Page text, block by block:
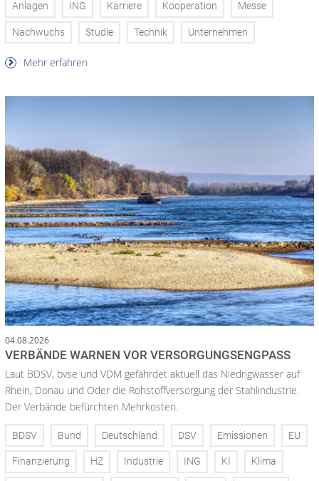
Anlagen ING Karriere Kooperation Messe
Nachwuchs Studie Technik Unternehmen
Mehr erfahren
04.08.2026
VERBÄNDE WARNEN VOR VERSORGUNGSENGPASS
Laut BDSV, bvse und VDM gefährdet aktuell das Niedrigwasser auf
Rhein, Donau und Oder die Rohstoffversorgung der Stahlindustrie.
Der Verbände befürchten Mehrkosten.
BDSV Bund Deutschland DSV Emissionen EU
Finanzierung HZ Industrie ING KI Klima